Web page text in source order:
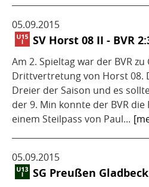
05.09.2015
SV Horst 08 II - BVR
Am 2. Spieltag war der BVR
Drittvertretung von Horst 08.
Dreier der Saison und es
der 9. Min konnte der BVR
einem Steilpass von Paul...
05.09.2015
SG Preußen Gladbeck